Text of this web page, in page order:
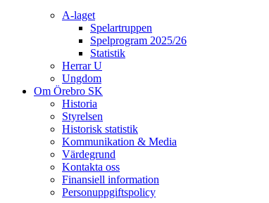
A-laget
Spelartruppen
Spelprogram 2025/26
Statistik
Herrar U
Ungdom
Om Örebro SK
Historia
Styrelsen
Historisk statistik
Kommunikation & Media
Värdegrund
Kontakta oss
Finansiell information
Personuppgiftspolicy